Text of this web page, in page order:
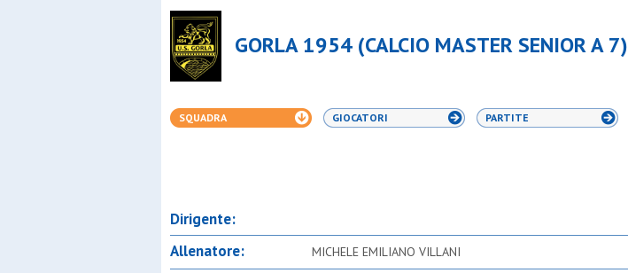
GORLA 1954 (CALCIO MASTER SENIOR A 7)
SQUADRA GIOCATORI PARTITE
Dirigente:
Allenatore:
MICHELE EMILIANO VILLANI